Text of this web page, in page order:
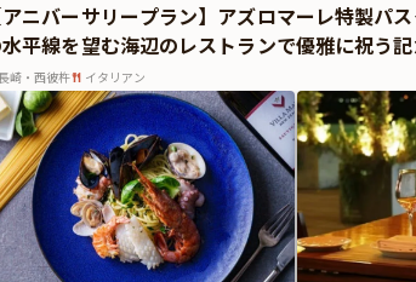
ニバーサリープラン】アズロマーレ特製パ
平線を望む海辺のレストランで優雅に祝う
崎・西彼杵 イタリアン